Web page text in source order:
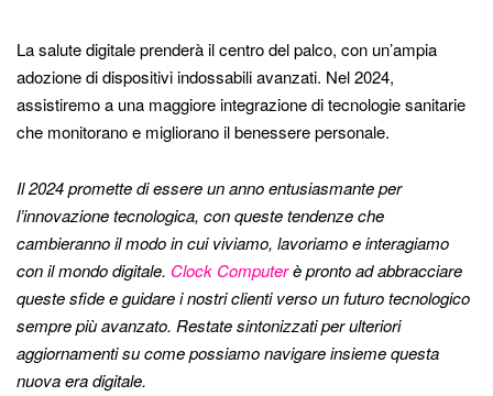
La salute digitale prenderà il centro del palco, con un’ampia
adozione di dispositivi indossabili avanzati. Nel 2024,
assistiremo a una maggiore integrazione di tecnologie sanitarie
che monitorano e migliorano il benessere personale.
Il 2024 promette di essere un anno entusiasmante per
l’innovazione tecnologica, con queste tendenze che
cambieranno il modo in cui viviamo, lavoriamo e interagiamo
con il mondo digitale. Clock Computerè pronto ad abbracciare
queste sfide e guidare i nostri clienti verso un futuro tecnologico
sempre più avanzato. Restate sintonizzati per ulteriori
aggiornamenti su come possiamo navigare insieme questa
nuova era digitale.